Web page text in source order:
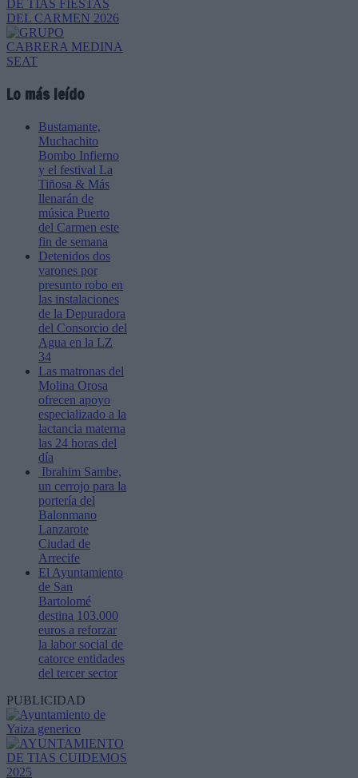
Lo más leído
Bustamante,
Muchachito
Bombo Infierno
y el festival La
Tiñosa & Más
llenarán de
música Puerto
del Carmen este
fin de semana
Detenidos dos
varones por
presunto robo en
las instalaciones
de la Depuradora
del Consorcio del
Agua en la LZ
34
Las matronas del
Molina Orosa
ofrecen apoyo
especializado a la
lactancia materna
las 24 horas del
día
Ibrahim Sambe,
un cerrojo para la
portería del
Balonmano
Lanzarote
Ciudad de
Arrecife
El Ayuntamiento
de San
Bartolomé
destina 103.000
euros a reforzar
la labor social de
catorce entidades
del tercer sector
PUBLICIDAD